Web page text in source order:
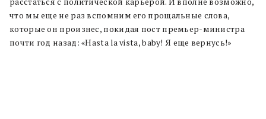
что мы еще не раз вспомним его прощальные слова,
которые он произнес, покидая пост премьер-министра
почти год назад: «Hasta la vista, baby! Я еще вернусь!»